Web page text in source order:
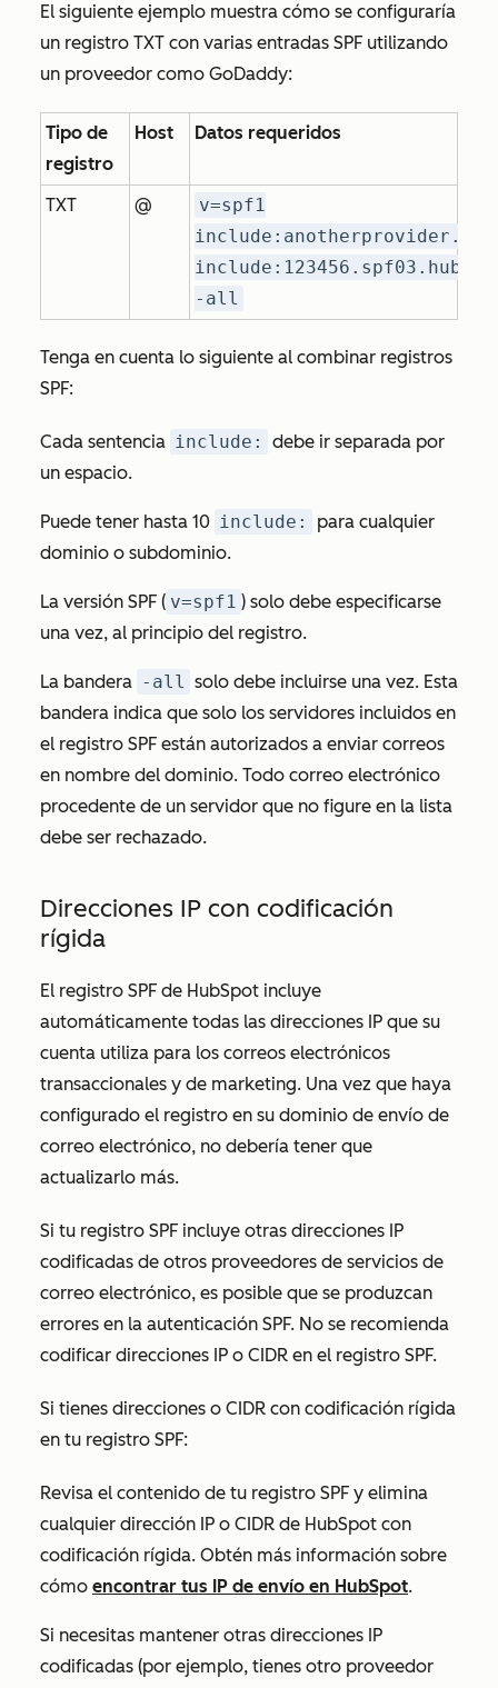
El siguiente ejemplo muestra cómo se configuraría
un registro TXT con varias entradas SPF utilizando
un proveedor como GoDaddy:
Tipo de
registro
Host Datos requeridos
TXT @
v=spf1
include:anotherprovider.com
-all
Tenga en cuenta lo siguiente al combinar registros
SPF:
Cada sentencia include:
debe ir separada por
un espacio.
Puede tener hasta 10 include:
para cualquier
dominio o subdominio.
La versión SPF ( v=spf1 ) solo debe especificarse
una vez, al principio del registro.
La bandera -all solo debe incluirse una vez. Esta
bandera indica que solo los servidores incluidos en
el registro SPF están autorizados a enviar correos
en nombre del dominio. Todo correo electrónico
procedente de un servidor que no figure en la lista
debe ser rechazado.
Direcciones IP con codificación
rígida
El registro SPF de HubSpot incluye
automáticamente todas las direcciones IP que su
cuenta utiliza para los correos electrónicos
transaccionales y de marketing. Una vez que haya
configurado el registro en su dominio de envío de
correo electrónico, no debería tener que
actualizarlo más.
Si tu registro SPF incluye otras direcciones IP
codificadas de otros proveedores de servicios de
correo electrónico, es posible que se produzcan
errores en la autenticación SPF. No se recomienda
codificar direcciones IP o CIDR en el registro SPF.
Si tienes direcciones o CIDR con codificación rígida
en tu registro SPF:
Revisa el contenido de tu registro SPF y elimina
cualquier dirección IP o CIDR de HubSpot con
codificación rígida. Obtén más información sobre
cómo encontrar tus IP de envío en HubSpot.
Si necesitas mantener otras direcciones IP
codificadas (por ejemplo, tienes otro proveedor